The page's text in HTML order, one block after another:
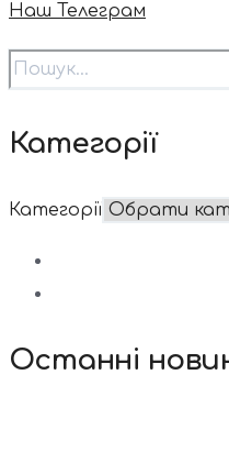
Наш Телеграм
Категорії
Категорії
Останні